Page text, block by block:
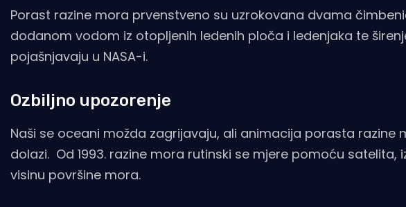
Porast razine mora prvenstveno su uzrokovana dvama
dodanom vodom iz otopljenih ledenih ploča i ledenjaka te
pojašnjavaju u NASA-i.
Ozbiljno upozorenje
Naši se oceani možda zagrijavaju, ali animacija porasta razine
dolazi. Od 1993. razine mora rutinski se mjere pomoću
visinu površine mora.